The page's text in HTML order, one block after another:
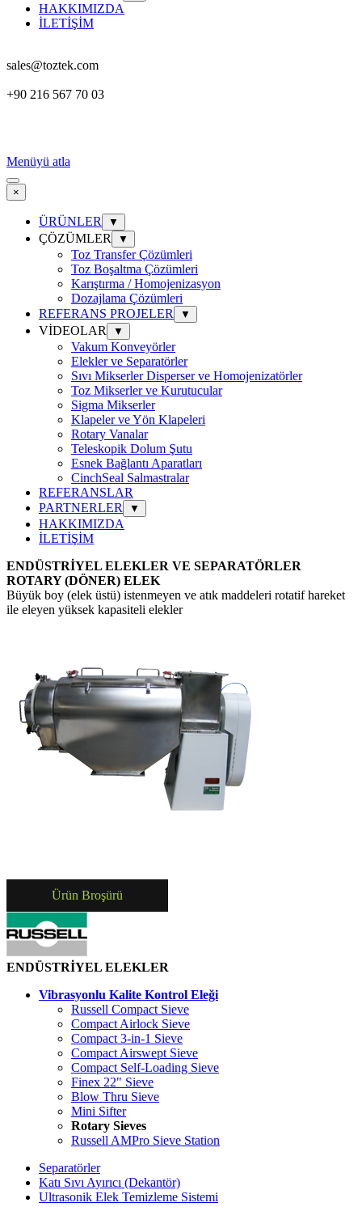
HAKKIMIZDA
İLETİŞİM
sales@toztek.com
+90 216 567 70 03
Menüyü atla
×
ÜRÜNLER ▼
ÇÖZÜMLER ▼
Toz Transfer Çözümleri
Toz Boşaltma Çözümleri
Karıştırma / Homojenizasyon
Dozajlama Çözümleri
REFERANS PROJELER
▼
VİDEOLAR ▼
Vakum Konveyörler
Elekler ve Separatörler
Sıvı Mikserler Disperser ve Homojenizatörler
Toz Mikserler ve Kurutucular
Sigma Mikserler
Klapeler ve Yön Klapeleri
Rotary Vanalar
Teleskopik Dolum Şutu
Esnek Bağlantı Aparatları
CinchSeal Salmastralar
REFERANSLAR
PARTNERLER
▼
HAKKIMIZDA
İLETİŞİM
ENDÜSTRİYEL ELEKLER VE SEPARATÖRLER
ROTARY (DÖNER) ELEK
Büyük boy (elek üstü) istenmeyen ve atık maddeleri rotatif hareket
ile eleyen yüksek kapasiteli elekler
Ürün Broşürü
ENDÜSTRİYEL ELEKLER
Vibrasyonlu Kalite Kontrol Eleği
Russell Compact Sieve
Compact Airlock Sieve
Compact 3-in-1 Sieve
Compact Airswept Sieve
Compact Self-Loading Sieve
Finex 22" Sieve
Blow Thru Sieve
Mini Sifter
Rotary Sieves
Russell AMPro Sieve Station
Separatörler
Katı Sıvı Ayırıcı (Dekantör)
Ultrasonik Elek Temizleme Sistemi